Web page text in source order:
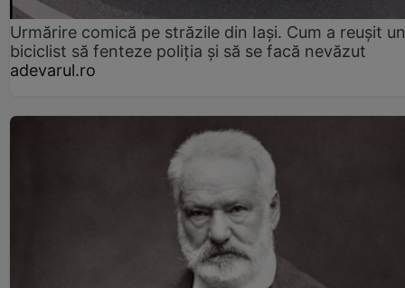
Urmărire comică pe străzile din Iași. Cum a reușit un
biciclist să fenteze poliția și să se facă nevăzut
adevarul.ro